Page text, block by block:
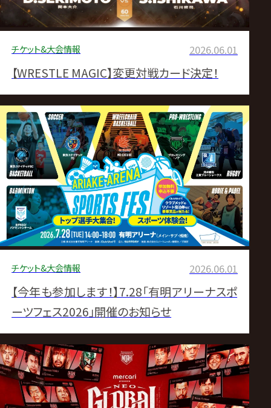
チケット&大会情報 2026.06.01
【WRESTLE MAGIC】変更対戦カード決定！
チケット&大会情報 2026.06.01
【今年も参加します！】7.28「有明アリーナスポ
ーツフェス2026」開催のお知らせ